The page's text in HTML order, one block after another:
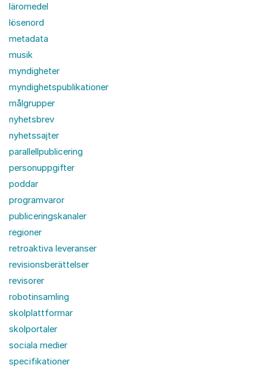
läromedel
lösenord
metadata
musik
myndigheter
myndighetspublikationer
målgrupper
nyhetsbrev
nyhetssajter
parallellpublicering
personuppgifter
poddar
programvaror
publiceringskanaler
regioner
retroaktiva leveranser
revisionsberättelser
revisorer
robotinsamling
skolplattformar
skolportaler
sociala medier
specifikationer